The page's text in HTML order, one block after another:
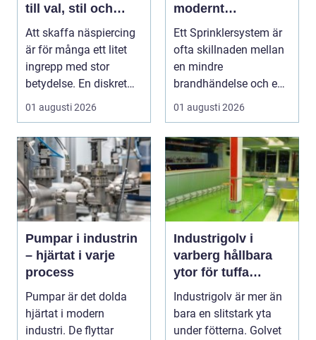
till val, stil och
studio
Att skaffa näspiercing
är för många ett litet
ingrepp med stor
betydelse. En diskret
sten i näsvinge...
01 augusti 2026
modernt
brandskydd
Ett Sprinklersystem är
ofta skillnaden mellan
en mindre
brandhändelse och en
total förlust av
byggna...
01 augusti 2026
Pumpar i industrin
– hjärtat i varje
process
Pumpar är det dolda
hjärtat i modern
industri. De flyttar
Industrigolv i
varberg hållbara
ytor för tuffa
miljöer
Industrigolv är mer än
bara en slitstark yta
under fötterna. Golvet